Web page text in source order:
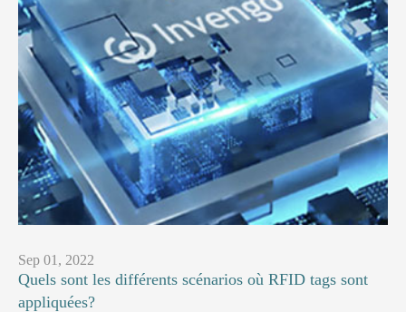
Sep 01, 2022
Quels sont les différents scénarios où RFID tags sont
appliquées?